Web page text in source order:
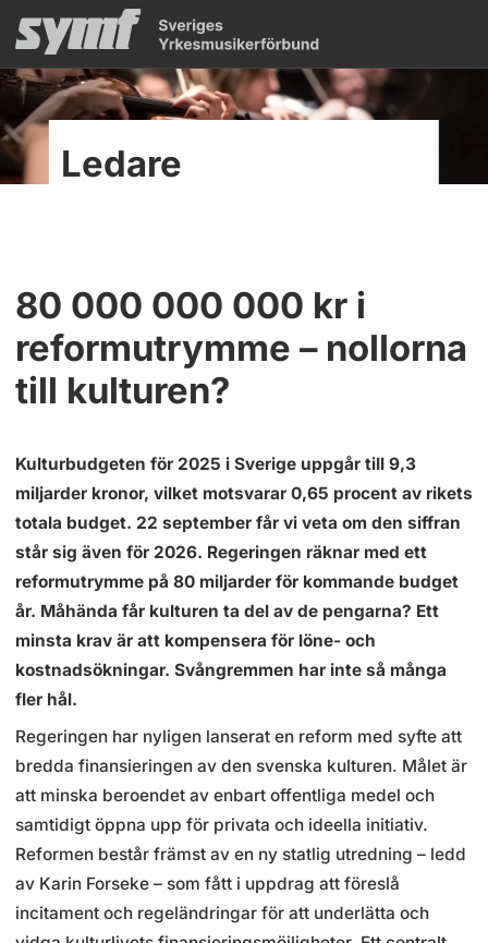
Ledare
80 000 000 000 kr i
reformutrymme – nollorna
till kulturen?
Kulturbudgeten för 2025 i Sverige uppgår till 9,3
miljarder kronor, vilket motsvarar 0,65 procent av rikets
totala budget. 22 september får vi veta om den siffran
står sig även för 2026. Regeringen räknar med ett
reformutrymme på 80 miljarder för kommande budget
år. Måhända får kulturen ta del av de pengarna? Ett
minsta krav är att kompensera för löne- och
kostnadsökningar. Svångremmen har inte så många
fler hål.
Regeringen har nyligen lanserat en reform med syfte att
bredda finansieringen av den svenska kulturen. Målet är
att minska beroendet av enbart offentliga medel och
samtidigt öppna upp för privata och ideella initiativ.
Reformen består främst av en ny statlig utredning – ledd
av Karin Forseke – som fått i uppdrag att föreslå
incitament och regeländringar för att underlätta och